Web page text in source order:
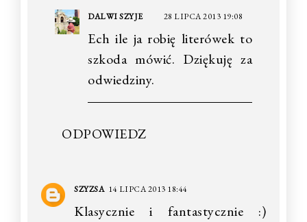
DALWI SZYJE 28 LIPCA 2013 19:08
Ech ile ja robię literówek to
szkoda mówić. Dziękuję za
odwiedziny.
ODPOWIEDZ
SZYZSA 14 LIPCA 2013 18:44
Klasycznie i fantastycznie :)